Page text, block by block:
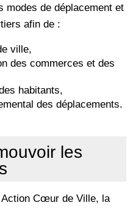
modes de déplacement et
afin de :
ville,
des commerces et des
habitants,
des déplacements.
les
Action Cœur de Ville, la